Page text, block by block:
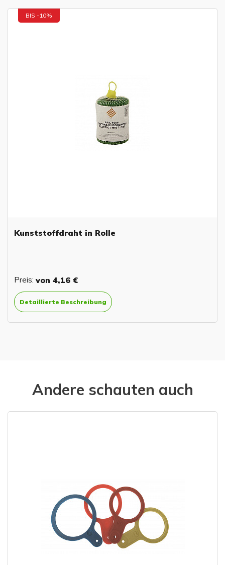
BIS -10%
Kunststoffdraht in Rolle
Preis: von 4,16 €
Detaillierte Beschreibung
Andere schauten auch